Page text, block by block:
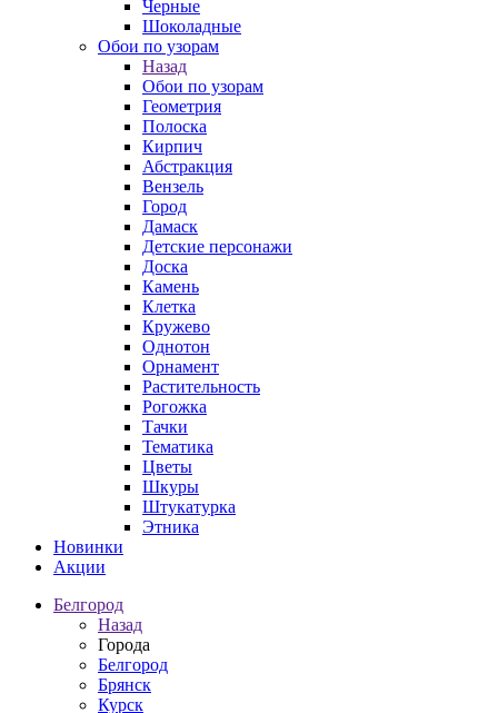
Черные
Шоколадные
Обои по узорам
Назад
Обои по узорам
Геометрия
Полоска
Кирпич
Абстракция
Вензель
Город
Дамаск
Детские персонажи
Доска
Камень
Клетка
Кружево
Однотон
Орнамент
Растительность
Рогожка
Тачки
Тематика
Цветы
Шкуры
Штукатурка
Этника
Новинки
Акции
Белгород
Назад
Города
Белгород
Брянск
Курск